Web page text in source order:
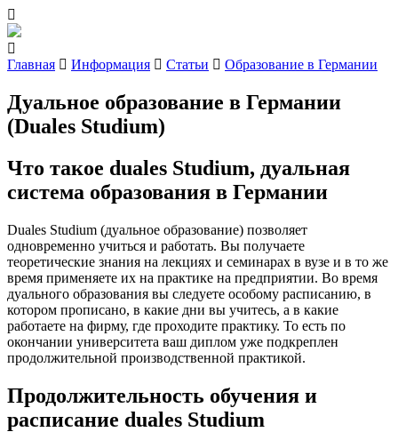
Главная Информация Статьи Образование в Германии
Дуальное образование в Германии
(Duales Studium)
Что такое duales Studium, дуальная
система образования в Германии
Duales Studium (дуальное образование) позволяет
одновременно учиться и работать. Вы получаете
теоретические знания на лекциях и семинарах в вузе и в то же
время применяете их на практике на предприятии. Во время
дуального образования вы следуете особому расписанию, в
котором прописано, в какие дни вы учитесь, а в какие
работаете на фирму, где проходите практику. То есть по
окончании университета ваш диплом уже подкреплен
продолжительной производственной практикой.
Продолжительность обучения и
расписание duales Studium